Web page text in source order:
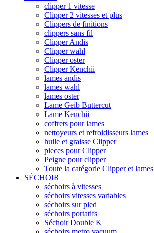
clipper 1 vitesse
Clipper 2 vitesses et plus
Clippers de finitions
clippers sans fil
Clipper Andis
Clipper wahl
Clipper oster
Clipper Kenchii
lames andis
lames wahl
lames oster
Lame Geib Buttercut
Lame Kenchii
coffrets pour lames
nettoyeurs et refroidisseurs lames
huile et graisse Clipper
pieces pour Clipper
Peigne pour clipper
Toute la catégorie Clipper et lames
SÉCHOIR
séchoirs à vitesses
séchoirs vitesses variables
séchoirs sur pied
séchoirs portatifs
Séchoir Double K